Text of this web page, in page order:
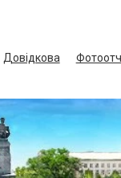
Довідкова